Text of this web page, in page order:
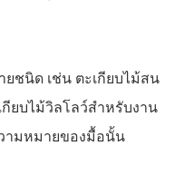
ยชนิด เช่น ตะเกียบไม้สน
ยบไม้วิลโลว์สำหรับงาน
ามหมายของมื้อนั้น